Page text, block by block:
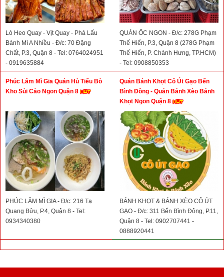
Lò Heo Quay - Vịt Quay - Phá Lấu
Bánh Mì A Nhiều - Đ/c: 70 Đặng
Chất, P.3, Quận 8 - Tel: 0764024951
- 0919635884
QUÁN ỐC NGON - Đ/c: 278G Phạm
Thế Hiển, P.3, Quận 8 (278G Phạm
Thế Hiển, P. Chánh Hưng, TP.HCM)
- Tel: 0908850353
Phúc Lâm Mì Gia Quán Hủ Tiếu Bò
Kho Sủi Cảo Ngon Quận 8
PHÚC LÂM MÌ GIA - Đ/c: 216 Tạ
Quang Bửu, P.4, Quận 8 - Tel:
0934340380
Quán Bánh Khọt Cô Út Gạo Bến
Bình Đông - Quán Bánh Xèo Bánh
Khọt Ngon Quận 8
BÁNH KHỌT & BÁNH XÈO CÔ ÚT
GẠO - Đ/c: 311 Bến Bình Đông, P.11,
Quận 8 - Tel: 0902707441 -
0888920441